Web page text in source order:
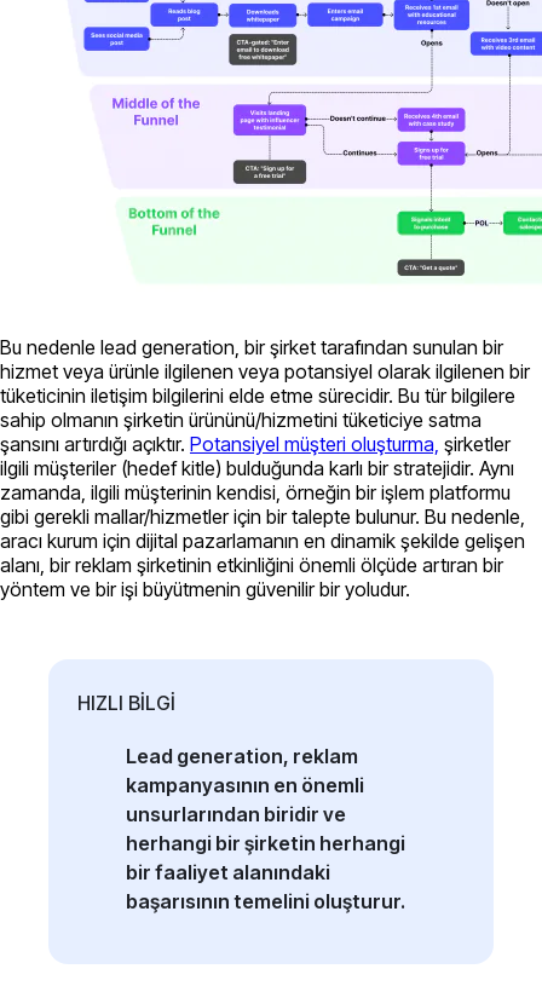
Bu nedenle lead generation, bir şirket tarafından sunulan bir
hizmet veya ürünle ilgilenen veya potansiyel olarak ilgilenen bir
tüketicinin iletişim bilgilerini elde etme sürecidir. Bu tür bilgilere
sahip olmanın şirketin ürününü/hizmetini tüketiciye satma
şansını artırdığı açıktır. Potansiyel müşteri oluşturma, şirketler
ilgili müşteriler (hedef kitle) bulduğunda karlı bir stratejidir. Aynı
zamanda, ilgili müşterinin kendisi, örneğin bir işlem platformu
gibi gerekli mallar/hizmetler için bir talepte bulunur. Bu nedenle,
aracı kurum için dijital pazarlamanın en dinamik şekilde gelişen
alanı, bir reklam şirketinin etkinliğini önemli ölçüde artıran bir
yöntem ve bir işi büyütmenin güvenilir bir yoludur.
Lead generation, reklam
kampanyasının en önemli
unsurlarından biridir ve
herhangi bir şirketin herhangi
bir faaliyet alanındaki
başarısının temelini oluşturur.
HIZLI BİLGİ